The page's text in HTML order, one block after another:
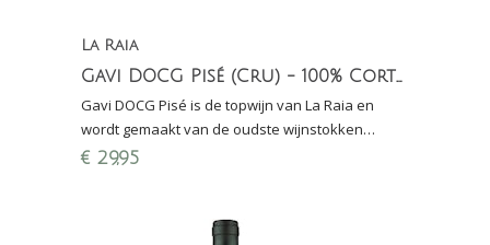
La Raia
Gavi DOCG Pisé (Cru) - 100% Cortese
Gavi DOCG Pisé is de topwijn van La Raia en
wordt gemaakt van de oudste wijnstokken
Cortese. Bio-dynamische witte wijn uit de
€ 29,95